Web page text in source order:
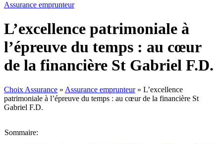
Assurance emprunteur
L’excellence patrimoniale à
l’épreuve du temps : au cœur
de la financière St Gabriel F.D.
Choix Assurance » Assurance emprunteur» L’excellence
patrimoniale à l’épreuve du temps : au cœur de la financière St
Gabriel F.D.
Sommaire: